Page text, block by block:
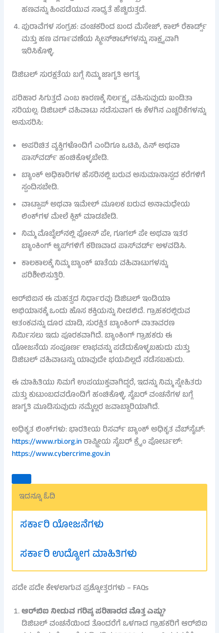
ಹಣವನ್ನು ಹಿಂಪಡೆಯುವ ಸಾಧ್ಯತೆ ಹೆಚ್ಚಿರುತ್ತದೆ.
ಪುರಾವೆಗಳ ಸಂಗ್ರಹ: ವಂಚಕರಿಂದ ಬಂದ ಮೆಸೇಜ್, ಕಾಲ್ ರೆಕಾರ್ಡ್ಸ್
ಮತ್ತು ಹಣ ವರ್ಗಾವಣೆಯ ಸ್ಕ್ರೀನ್‌ಶಾಟ್‌ಗಳನ್ನು ಸಾಕ್ಷ್ಯವಾಗಿ
ಇರಿಸಿಕೊಳ್ಳಿ.
ಡಿಜಿಟಲ್ ಸುರಕ್ಷತೆಯ ಬಗ್ಗೆ ನಿಮ್ಮ ಜಾಗೃತಿ ಅಗತ್ಯ
ಪರಿಹಾರ ಸಿಗುತ್ತದೆ ಎಂಬ ಕಾರಣಕ್ಕೆ ನಿರ್ಲಕ್ಷ್ಯ ವಹಿಸುವುದು ಖಂಡಿತಾ
ಸರಿಯಲ್ಲ. ಡಿಜಿಟಲ್ ವಹಿವಾಟು ನಡೆಸುವಾಗ ಈ ಕೆಳಗಿನ ಎಚ್ಚರಿಕೆಗಳನ್ನು
ಅನುಸರಿಸಿ:
ಅಪರಿಚಿತ ವ್ಯಕ್ತಿಗಳೊಂದಿಗೆ ಎಂದಿಗೂ ಒಟಿಪಿ, ಪಿನ್ ಅಥವಾ
ಪಾಸ್‌ವರ್ಡ್ ಹಂಚಿಕೊಳ್ಳಬೇಡಿ.
ಬ್ಯಾಂಕ್ ಅಧಿಕಾರಿಗಳ ಹೆಸರಿನಲ್ಲಿ ಬರುವ ಅನುಮಾನಾಸ್ಪದ ಕರೆಗಳಿಗೆ
ಸ್ಪಂದಿಸಬೇಡಿ.
ವಾಟ್ಸಾಪ್ ಅಥವಾ ಇಮೇಲ್ ಮೂಲಕ ಬರುವ ಅನಾಮಧೇಯ
ಲಿಂಕ್‌ಗಳ ಮೇಲೆ ಕ್ಲಿಕ್ ಮಾಡಬೇಡಿ.
ನಿಮ್ಮ ಮೊಬೈಲ್‌ನಲ್ಲಿ ಫೋನ್ ಪೇ, ಗೂಗಲ್ ಪೇ ಅಥವಾ ಇತರ
ಬ್ಯಾಂಕಿಂಗ್ ಆ್ಯಪ್‌ಗಳಿಗೆ ಕಠಿಣವಾದ ಪಾಸ್‌ವರ್ಡ್ ಅಳವಡಿಸಿ.
ಕಾಲಕಾಲಕ್ಕೆ ನಿಮ್ಮ ಬ್ಯಾಂಕ್ ಖಾತೆಯ ವಹಿವಾಟುಗಳನ್ನು
ಪರಿಶೀಲಿಸುತ್ತಿರಿ.
ಆರ್‌ಬಿಐನ ಈ ಮಹತ್ವದ ನಿರ್ಧಾರವು ಡಿಜಿಟಲ್ ಇಂಡಿಯಾ
ಅಭಿಯಾನಕ್ಕೆ ಒಂದು ಹೊಸ ಶಕ್ತಿಯನ್ನು ನೀಡಲಿದೆ. ಗ್ರಾಹಕರಲ್ಲಿರುವ
ಆತಂಕವನ್ನು ದೂರ ಮಾಡಿ, ಸುರಕ್ಷಿತ ಬ್ಯಾಂಕಿಂಗ್ ವಾತಾವರಣ
ನಿರ್ಮಿಸಲು ಇದು ಪೂರಕವಾಗಿದೆ. ಬ್ಯಾಂಕಿಂಗ್ ಗ್ರಾಹಕರು ಈ
ಯೋಜನೆಯ ಸಂಪೂರ್ಣ ಲಾಭವನ್ನು ಪಡೆದುಕೊಳ್ಳಬಹುದು ಮತ್ತು
ಡಿಜಿಟಲ್ ವಹಿವಾಟನ್ನು ಯಾವುದೇ ಭಯವಿಲ್ಲದೆ ನಡೆಸಬಹುದು.
ಈ ಮಾಹಿತಿಯು ನಿಮಗೆ ಉಪಯುಕ್ತವಾಗಿದ್ದರೆ, ಇದನ್ನು ನಿಮ್ಮ ಸ್ನೇಹಿತರು
ಮತ್ತು ಕುಟುಂಬದವರೊಂದಿಗೆ ಹಂಚಿಕೊಳ್ಳಿ. ಸೈಬರ್ ವಂಚನೆಗಳ ಬಗ್ಗೆ
ಜಾಗೃತಿ ಮೂಡಿಸುವುದು ನಮ್ಮೆಲ್ಲರ ಜವಾಬ್ದಾರಿಯಾಗಿದೆ.
ಅಧಿಕೃತ ಲಿಂಕ್‌ಗಳು: ಭಾರತೀಯ ರಿಸರ್ವ್ ಬ್ಯಾಂಕ್ ಅಧಿಕೃತ ವೆಬ್‌ಸೈಟ್:
https://www.rbi.org.inರಾಷ್ಟ್ರೀಯ ಸೈಬರ್ ಕ್ರೈಂ ಪೋರ್ಟಲ್:
https://www.cybercrime.gov.in
ಇದನ್ನೂ ಓದಿ
ಸರ್ಕಾರಿ ಯೋಜನೆಗಳು
ಸರ್ಕಾರಿ ಉದ್ಯೋಗ ಮಾಹಿತಿಗಳು
ಪದೇ ಪದೇ ಕೇಳಲಾಗುವ ಪ್ರಶ್ನೋತ್ತರಗಳು – FAQs
ಆರ್‌ಬಿಐ ನೀಡುವ ಗರಿಷ್ಠ ಪರಿಹಾರದ ಮೊತ್ತ ಎಷ್ಟು?
ಡಿಜಿಟಲ್ ವಂಚನೆಯಿಂದ ತೊಂದರೆಗೆ ಒಳಗಾದ ಗ್ರಾಹಕರಿಗೆ ಆರ್‌ಬಿಐ